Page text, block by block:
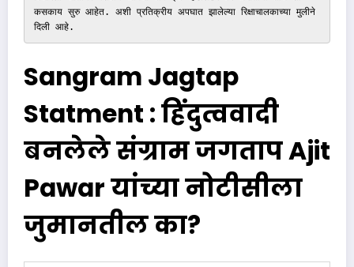
कसकाय सुरु आहेत. अशी प्रतिक्रीय अपघात झालेल्या रिक्षाचालकाच्या मुलीने
दिली आहे.
Sangram Jagtap
Statment : हिंदुत्ववादी
बनलेले संग्राम जगताप Ajit
Pawar यांच्या नोटीसीला
जुमानतील का?